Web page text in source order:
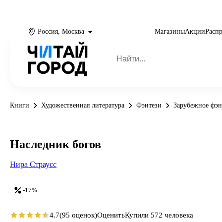
Россия, Москва МагазиныАкции
Книги Художественная литература Фэнтези Зарубежное
-17%
Наследник богов
Нира Страусс
4.7(95 оценок)ОценитьКупили 572 человека